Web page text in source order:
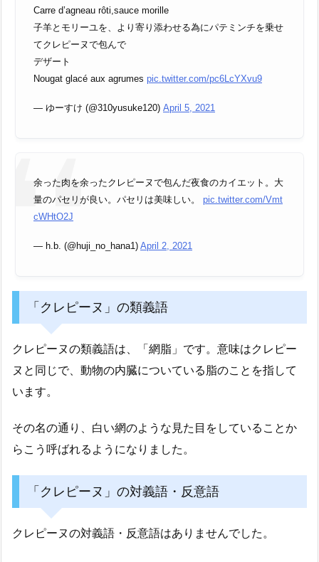
Carre d’agneau rôti,sauce morille
子羊とモリーユを、より寄り添わせる為にパテミンチを乗せ
てクレピーヌで包んで
デザート
Nougat glacé aux agrumes pic.twitter.com/pc6LcYXvu9
— ゆーすけ (@310yusuke120) April 5, 2021
余った肉を余ったクレピーヌで包んだ夜食のカイエット。大
量のパセリが良い。パセリは美味しい。 pic.twitter.com/Vmt
cWHtO2J
— h.b. (@huji_no_hana1) April 2, 2021
「クレピーヌ」の類義語
クレピーヌの類義語は、「網脂」です。意味はクレピー
ヌと同じで、動物の内臓についている脂のことを指して
います。
その名の通り、白い網のような見た目をしていることか
らこう呼ばれるようになりました。
「クレピーヌ」の対義語・反意語
クレピーヌの対義語・反意語はありませんでした。